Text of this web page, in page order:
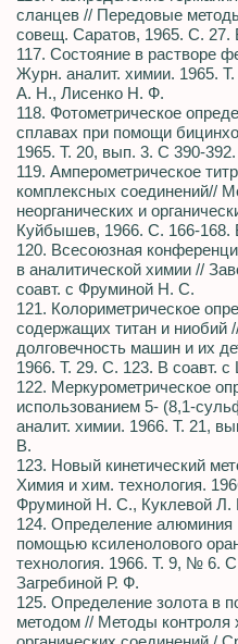
сланцев // Передовые
совещ. Саратов, 1965. С. 27.
117. Состояние в растворе
Журн. аналит. химии. 1965.
А. Н., Лисенко Н. Ф.
118. Фотометрическое
сплавах при помощи
1965. Т. 20, вып. 3. С 390-
119. Амперометрическое
комплексных соединений//
неорганических и
Куйбышев, 1966. С. 166-168.
120. Всесоюзная
в аналитической химии //
соавт. с Фруминой Н. С.
121. Колориметрическое
содержащих титан и ниобий
долговечность машин и их
1966. Т. 29. С. 123. В соавт.
122. Меркурометрическое
использованием 5- (8,1-
аналит. химии. 1966. Т. 21,
В.
123. Новый кинетический
Химия и хим. технология.
Фруминой Н. С., Куклевой
124. Определение алюминия
помощью ксиленолового
технология. 1966. Т. 9, № 6.
Загребиной Р. Ф.
125. Определение золота в
методом // Методы контроля